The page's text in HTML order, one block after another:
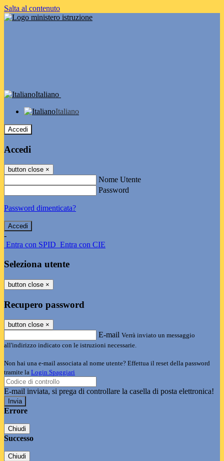
Salta al contenuto
Italiano
Italiano
Accedi
Accedi
button close ×
Nome Utente
Password
Password dimenticata?
-
Entra con SPID Entra con CIE
Seleziona utente
button close ×
Recupero password
button close ×
E-mail Verrà inviato un messaggio
all'indirizzo indicato con le istruzioni necessarie.
Non hai una e-mail associata al nome utente? Effettua il reset della password
tramite la Login Spaggiari
E-mail inviata, si prega di controllare la casella di posta elettronica!
Errore
Chiudi
Successo
Chiudi